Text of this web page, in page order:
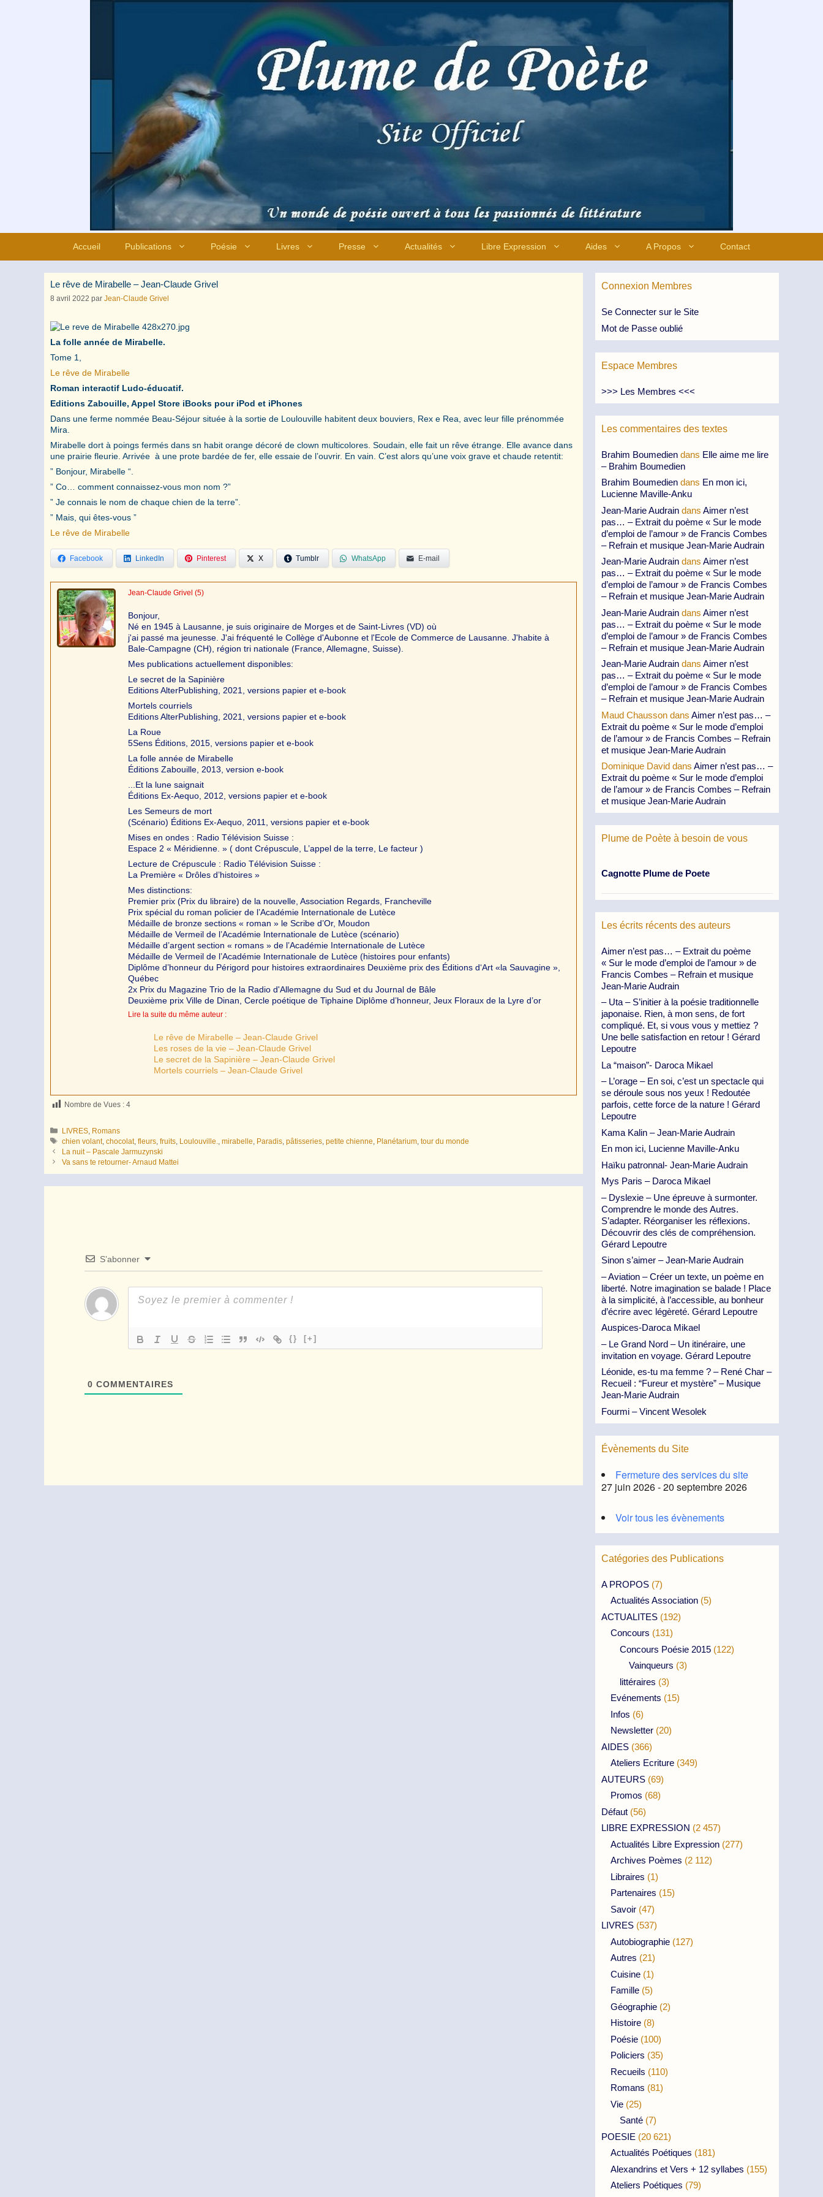
Accueil Publications Poésie Livres Presse Actualités Libre Expression Aides A Propos Contact
Le rêve de Mirabelle – Jean-Claude Grivel
8 avril 2022 par Jean-Claude Grivel
La folle année de Mirabelle.
Tome 1,
Le rêve de Mirabelle
Roman interactif Ludo-éducatif.
Editions Zabouille, Appel Store iBooks pour iPod et iPhones
Dans une ferme nommée Beau-Séjour située à la sortie de Loulouville habitent deux bouviers, Rex e Rea, avec leur fille prénommée
Mira.
Mirabelle dort à poings fermés dans sn habit orange décoré de clown multicolores. Soudain, elle fait un rêve étrange. Elle avance dans
une prairie fleurie. Arrivée à une prote bardée de fer, elle essaie de l’ouvrir. En vain. C’est alors qu’une voix grave et chaude retentit:
” Bonjour, Mirabelle “.
” Co… comment connaissez-vous mon nom ?”
” Je connais le nom de chaque chien de la terre”.
” Mais, qui êtes-vous ”
Le rêve de Mirabelle
Facebook LinkedIn Pinterest X Tumblr WhatsApp E-mail
Jean-Claude Grivel (5)
Bonjour,
Né en 1945 à Lausanne, je suis originaire de Morges et de Saint-Livres (VD) où
j'ai passé ma jeunesse. J'ai fréquenté le Collège d'Aubonne et l'Ecole de Commerce de Lausanne. J'habite à
Bale-Campagne (CH), région tri nationale (France, Allemagne, Suisse).
Mes publications actuellement disponibles:
Le secret de la Sapinière
Editions AlterPublishing, 2021, versions papier et e-book
Mortels courriels
Editions AlterPublishing, 2021, versions papier et e-book
La Roue
5Sens Éditions, 2015, versions papier et e-book
La folle année de Mirabelle
Éditions Zabouille, 2013, version e-book
...Et la lune saignait
Éditions Ex-Aequo, 2012, versions papier et e-book
Les Semeurs de mort
(Scénario) Éditions Ex-Aequo, 2011, versions papier et e-book
Mises en ondes : Radio Télévision Suisse :
Espace 2 « Méridienne. » ( dont Crépuscule, L’appel de la terre, Le facteur )
Lecture de Crépuscule : Radio Télévision Suisse :
La Première « Drôles d’histoires »
Mes distinctions:
Premier prix (Prix du libraire) de la nouvelle, Association Regards, Francheville
Prix spécial du roman policier de l’Académie Internationale de Lutèce
Médaille de bronze sections « roman » le Scribe d’Or, Moudon
Médaille de Vermeil de l’Académie Internationale de Lutèce (scénario)
Médaille d’argent section « romans » de l’Académie Internationale de Lutèce
Médaille de Vermeil de l’Académie Internationale de Lutèce (histoires pour enfants)
Diplôme d’honneur du Périgord pour histoires extraordinaires Deuxième prix des Éditions d‘Art «la Sauvagine »,
Québec
2x Prix du Magazine Trio de la Radio d'Allemagne du Sud et du Journal de Bâle
Deuxième prix Ville de Dinan, Cercle poétique de Tiphaine Diplôme d’honneur, Jeux Floraux de la Lyre d’or
Lire la suite du même auteur :
Le rêve de Mirabelle – Jean-Claude Grivel
Les roses de la vie – Jean-Claude Grivel
Le secret de la Sapinière – Jean-Claude Grivel
Mortels courriels – Jean-Claude Grivel
Nombre de Vues : 4
Catégories
LIVRES Romans
Étiquettes
chien volant,chocolat,fleurs ,fruits Loulouville. ,mirabelle Paradis ,pâtisseries ,petite chienne Planétarium ,tour du monde
La nuit – Pascale Jarmuzynski
Va sans te retourner- Arnaud Mattei
S’abonner
{} [+]
0 COMMENTAIRES
Connexion Membres
Se Connecter sur le Site
Mot de Passe oublié
Espace Membres
>>> Les Membres <<<
Les commentaires des textes
Brahim Boumedien dans Elle aime me lire
– Brahim Boumedien
Brahim Boumedien dans En mon ici,
Lucienne Maville-Anku
Jean-Marie Audrain dans Aimer n’est
pas… – Extrait du poème « Sur le mode
d’emploi de l’amour » de Francis Combes
– Refrain et musique Jean-Marie Audrain
Jean-Marie Audrain dans Aimer n’est
pas… – Extrait du poème « Sur le mode
d’emploi de l’amour » de Francis Combes
– Refrain et musique Jean-Marie Audrain
Jean-Marie Audrain dans Aimer n’est
pas… – Extrait du poème « Sur le mode
d’emploi de l’amour » de Francis Combes
– Refrain et musique Jean-Marie Audrain
Jean-Marie Audrain dans Aimer n’est
pas… – Extrait du poème « Sur le mode
d’emploi de l’amour » de Francis Combes
– Refrain et musique Jean-Marie Audrain
Maud Chausson dans Aimer n’est pas… –
Extrait du poème « Sur le mode d’emploi
de l’amour » de Francis Combes – Refrain
et musique Jean-Marie Audrain
Dominique David dans Aimer n’est pas… –
Extrait du poème « Sur le mode d’emploi
de l’amour » de Francis Combes – Refrain
et musique Jean-Marie Audrain
Plume de Poète à besoin de vous
Cagnotte Plume de Poete
Les écrits récents des auteurs
Aimer n’est pas… – Extrait du poème
« Sur le mode d’emploi de l’amour » de
Francis Combes – Refrain et musique
Jean-Marie Audrain
– Uta – S’initier à la poésie traditionnelle
japonaise. Rien, à mon sens, de fort
compliqué. Et, si vous vous y mettiez ?
Une belle satisfaction en retour ! Gérard
Lepoutre
La “maison”- Daroca Mikael
– L’orage – En soi, c’est un spectacle qui
se déroule sous nos yeux ! Redoutée
parfois, cette force de la nature ! Gérard
Lepoutre
Kama Kalin – Jean-Marie Audrain
En mon ici, Lucienne Maville-Anku
Haïku patronnal- Jean-Marie Audrain
Mys Paris – Daroca Mikael
– Dyslexie – Une épreuve à surmonter.
Comprendre le monde des Autres.
S’adapter. Réorganiser les réflexions.
Découvrir des clés de compréhension.
Gérard Lepoutre
Sinon s’aimer – Jean-Marie Audrain
– Aviation – Créer un texte, un poème en
liberté. Notre imagination se balade ! Place
à la simplicité, à l’accessible, au bonheur
d’écrire avec légèreté. Gérard Lepoutre
Auspices-Daroca Mikael
– Le Grand Nord – Un itinéraire, une
invitation en voyage. Gérard Lepoutre
Léonide, es-tu ma femme ? – René Char –
Recueil : “Fureur et mystère” – Musique
Jean-Marie Audrain
Fourmi – Vincent Wesolek
Évènements du Site
Fermeture des services du site
27 juin 2026 - 20 septembre 2026
Voir tous les évènements
Catégories des Publications
A PROPOS (7)
Actualités Association (5)
ACTUALITES (192)
Concours (131)
Concours Poésie 2015 (122)
Vainqueurs (3)
littéraires (3)
Evénements (15)
Infos (6)
Newsletter (20)
AIDES (366)
Ateliers Ecriture (349)
AUTEURS (69)
Promos (68)
Défaut (56)
LIBRE EXPRESSION (2 457)
Actualités Libre Expression (277)
Archives Poèmes (2 112)
Libraires (1)
Partenaires (15)
Savoir (47)
LIVRES (537)
Autobiographie (127)
Autres (21)
Cuisine (1)
Famille (5)
Géographie (2)
Histoire (8)
Poésie (100)
Policiers (35)
Recueils (110)
Romans (81)
Vie (25)
Santé (7)
POESIE (20 621)
Actualités Poétiques (181)
Alexandrins et Vers + 12 syllabes (155)
Ateliers Poétiques (79)